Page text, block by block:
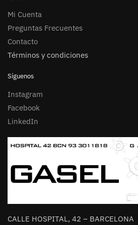
Mi Cuenta
Preguntas Frecuentes
Contacto
Términos y condiciones
Síguenos
Instagram
Facebook
LinkedIn
CALLE HOSPITAL, 42 – BARCELONA